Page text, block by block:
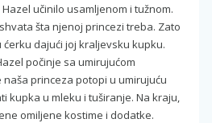
učinilo usamljenom i tužnom.
šta njenoj princezi treba. Zato
dajući joj kraljevsku kupku.
počinje sa umirujućom
naša princeza potopi u umirujuću
kupka u mleku i tuširanje. Na kraju,
omiljene kostime i dodatke.